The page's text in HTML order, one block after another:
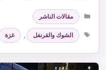
التصنيفات
مقالات الناشر
الوسوم
الشوك والقرنفل , غزة